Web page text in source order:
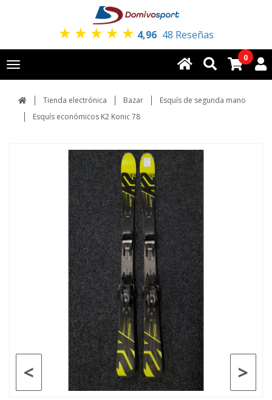
★ ★ ★ ★ ★ 4,96 48 Reseñas
Toggle
navigation
0
Tienda electrónica Bazar
Esquís de segunda mano
Esquís económicos K2 Konic 78
>
<